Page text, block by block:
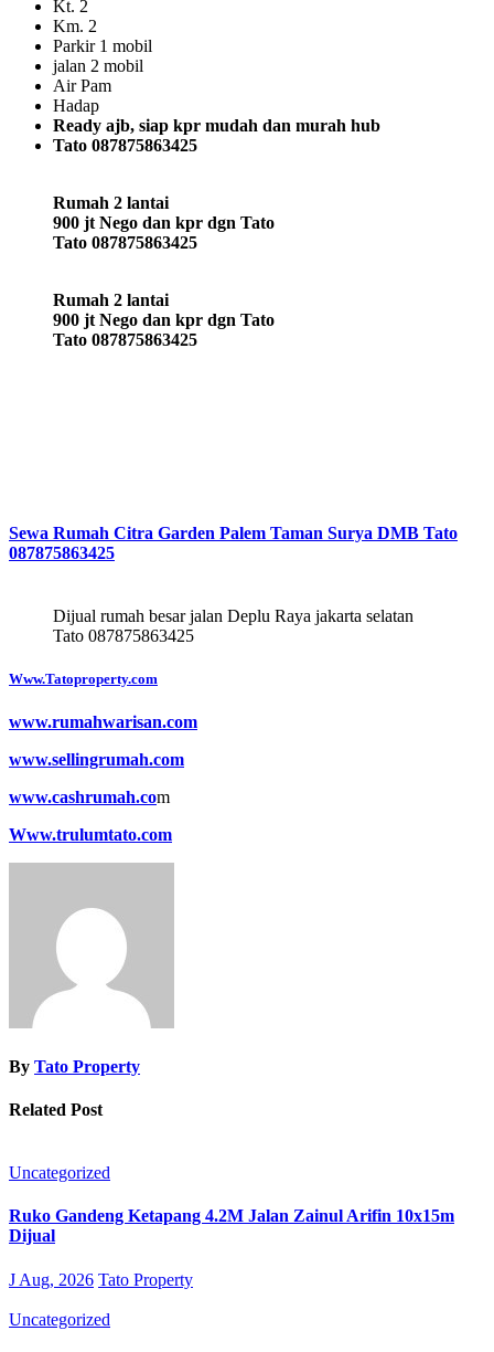
Kt. 2
Km. 2
Parkir 1 mobil
jalan 2 mobil
Air Pam
Hadap
Ready ajb, siap kpr mudah dan murah hub
Tato 087875863425
Rumah 2 lantai
900 jt Nego dan kpr dgn Tato
Tato 087875863425
Rumah 2 lantai
900 jt Nego dan kpr dgn Tato
Tato 087875863425
Sewa Rumah Citra Garden Palem Taman Surya DMB Tato
087875863425
Dijual rumah besar jalan Deplu Raya jakarta selatan
Tato 087875863425
Www.Tatoproperty.com
www.rumahwarisan.com
www.sellingrumah.com
www.cashrumah.com
Www.trulumtato.com
By Tato Property
Related Post
Uncategorized
Ruko Gandeng Ketapang 4.2M Jalan Zainul Arifin 10x15m
Dijual
J Aug, 2026 Tato Property
Uncategorized